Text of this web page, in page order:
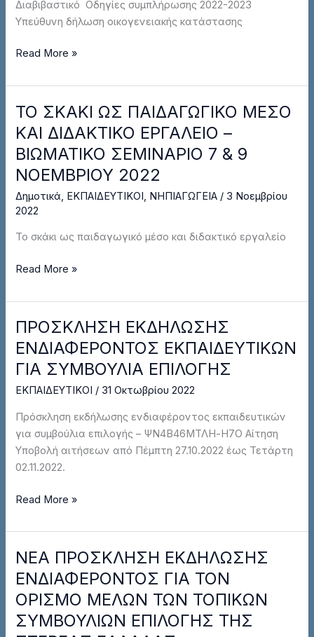
Διαβιβαστικό Οδηγίες συμπλήρωσης 2022-2023
Υπεύθυνη δήλωση οικογενειακής κατάστασης
Read More »
ΤΟ ΣΚΑΚΙ ΩΣ ΠΑΙΔΑΓΩΓΙΚΟ ΜΕΣΟ
ΚΑΙ ΔΙΔΑΚΤΙΚΟ ΕΡΓΑΛΕΙΟ –
ΒΙΩΜΑΤΙΚΟ ΣΕΜΙΝΑΡΙΟ 7 & 9
ΝΟΕΜΒΡΙΟΥ 2022
Δημοτικά ΕΚΠΑΙΔΕΥΤΙΚΟΙ ΝΗΠΙΑΓΩΓΕΙΑ / 3 Νοεμβρίου
2022
Το σκάκι ως παιδαγωγικό μέσο και διδακτικό εργαλείο
ΤΟ
ΣΚΑΚΙ
ΩΣ
ΠΑΙΔΑΓΩΓΙΚΟ
ΜΕΣΟ
ΚΑΙ
ΔΙΔΑΚΤΙΚΟ
–
ΝΟΕΜΒΡΙΟΥ
2022
Read More »
ΠΡΟΣΚΛΗΣΗ ΕΚΔΗΛΩΣΗΣ
ΕΝΔΙΑΦΕΡΟΝΤΟΣ ΕΚΠΑΙΔΕΥΤΙΚΩΝ
ΓΙΑ ΣΥΜΒΟΥΛΙΑ ΕΠΙΛΟΓΗΣ
ΕΚΠΑΙΔΕΥΤΙΚΟΙ / 31 Οκτωβρίου 2022
Πρόσκληση εκδήλωσης ενδιαφέροντος εκπαιδευτικών
για συμβούλια επιλογής – ΨΝ4Β46ΜΤΛΗ-Η7Ο Αίτηση
Υποβολή αιτήσεων από Πέμπτη 27.10.2022 έως Τετάρτη
02.11.2022.
ΠΡΟΣΚΛΗΣΗ
ΕΚΔΗΛΩΣΗΣ
ΕΝΔΙΑΦΕΡΟΝΤΟΣ
ΕΚΠΑΙΔΕΥΤΙΚΩΝ
ΓΙΑ
ΕΠΙΛΟΓΗΣ
Read More »
ΝΕΑ ΠΡΟΣΚΛΗΣΗ ΕΚΔΗΛΩΣΗΣ
ΕΝΔΙΑΦΕΡΟΝΤΟΣ ΓΙΑ ΤΟΝ
ΟΡΙΣΜΟ ΜΕΛΩΝ ΤΩΝ ΤΟΠΙΚΩΝ
ΣΥΜΒΟΥΛΙΩΝ ΕΠΙΛΟΓΗΣ ΤΗΣ
ΝΕΑ
ΠΡΟΣΚΛΗΣΗ
ΕΚΔΗΛΩΣΗΣ
ΕΝΔΙΑΦΕΡΟΝΤΟΣ
ΓΙΑ